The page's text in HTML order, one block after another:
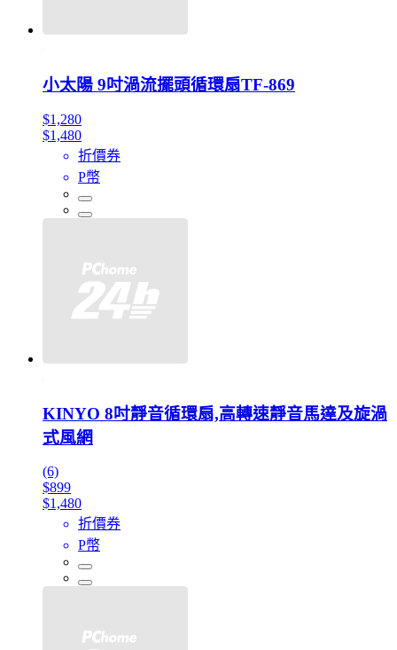
小太陽 9吋渦流擺頭循環扇TF-869
$1,280
$1,480
折價券
P幣
KINYO 8吋靜音循環扇,高轉速靜音馬達及旋渦
式風網
(6)
$899
$1,480
折價券
P幣